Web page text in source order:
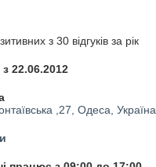
з 30 відгуків за рік
22.06.2012
,27, Одеса, Україна